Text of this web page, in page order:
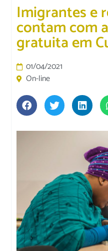
Imigrantes e
contam com
gratuita em
01/04/2021
On-line